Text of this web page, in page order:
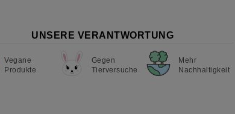
UNSERE VERANTWORTUNG
Vegane
Produkte
Gegen
Tierversuche
Mehr
Nachhaltigkeit